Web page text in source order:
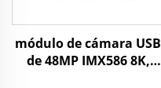
módulo de cámara USB
de 48MP IMX586 8K,